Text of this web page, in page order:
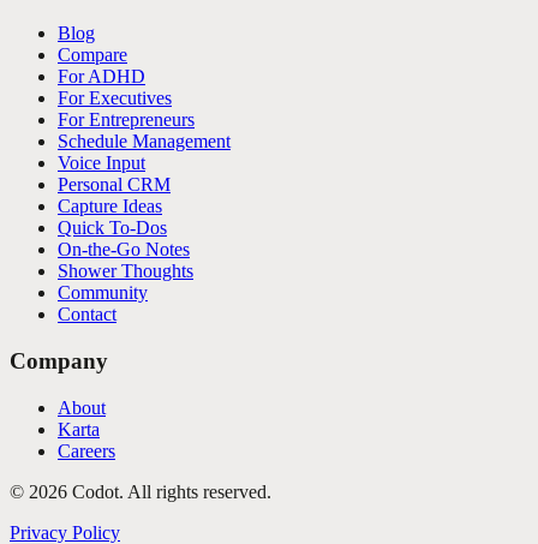
Blog
Compare
For ADHD
For Executives
For Entrepreneurs
Schedule Management
Voice Input
Personal CRM
Capture Ideas
Quick To-Dos
On-the-Go Notes
Shower Thoughts
Community
Contact
Company
About
Karta
Careers
© 2026 Codot. All rights reserved.
Privacy Policy